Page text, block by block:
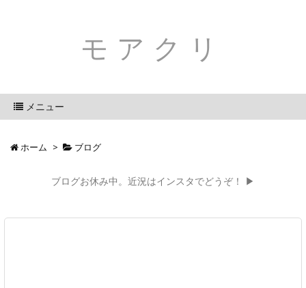
モアクリ
メニュー
ホーム > ブログ
ブログお休み中。近況はインスタでどうぞ！ ▶